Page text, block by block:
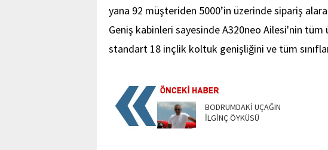
yana 92 müşteriden 5000’in üzerinde sipariş
Geniş kabinleri sayesinde A320neo Ailesi'nin tüm
standart 18 inçlik koltuk genişliğini ve tüm
BODRUMDAKİ UÇAĞIN
İLGİNÇ ÖYKÜSÜ